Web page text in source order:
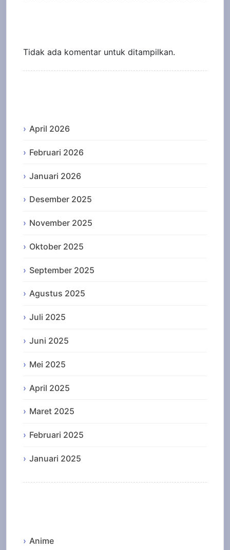
Tidak ada komentar untuk ditampilkan.
April 2026
Februari 2026
Januari 2026
Desember 2025
November 2025
Oktober 2025
September 2025
Agustus 2025
Juli 2025
Juni 2025
Mei 2025
April 2025
Maret 2025
Februari 2025
Januari 2025
Anime